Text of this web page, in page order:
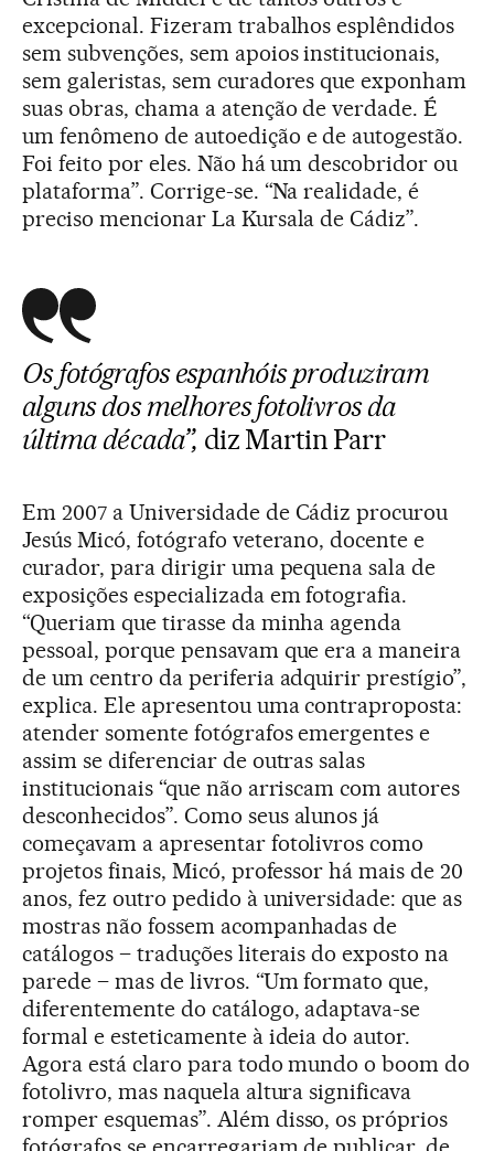
excepcional. Fizeram trabalhos esplêndidos
sem subvenções, sem apoios institucionais,
sem galeristas, sem curadores que exponham
suas obras, chama a atenção de verdade. É
um fenômeno de autoedição e de autogestão.
Foi feito por eles. Não há um descobridor ou
plataforma”. Corrige-se. “Na realidade, é
preciso mencionar La Kursala de Cádiz”.
Os fotógrafos espanhóis produziram
alguns dos melhores fotolivros da
última década”, diz Martin Parr
Em 2007 a Universidade de Cádiz procurou
Jesús Micó, fotógrafo veterano, docente e
curador, para dirigir uma pequena sala de
exposições especializada em fotografia.
“Queriam que tirasse da minha agenda
pessoal, porque pensavam que era a maneira
de um centro da periferia adquirir prestígio”,
explica. Ele apresentou uma contraproposta:
atender somente fotógrafos emergentes e
assim se diferenciar de outras salas
institucionais “que não arriscam com autores
desconhecidos”. Como seus alunos já
começavam a apresentar fotolivros como
projetos finais, Micó, professor há mais de 20
anos, fez outro pedido à universidade: que as
mostras não fossem acompanhadas de
catálogos – traduções literais do exposto na
parede – mas de livros. “Um formato que,
diferentemente do catálogo, adaptava-se
formal e esteticamente à ideia do autor.
Agora está claro para todo mundo o boom do
fotolivro, mas naquela altura significava
romper esquemas”. Além disso, os próprios